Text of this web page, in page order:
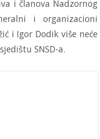
i članova Nadzornog
i organizacioni
i Igor Dodik više neće
SNSD-a.